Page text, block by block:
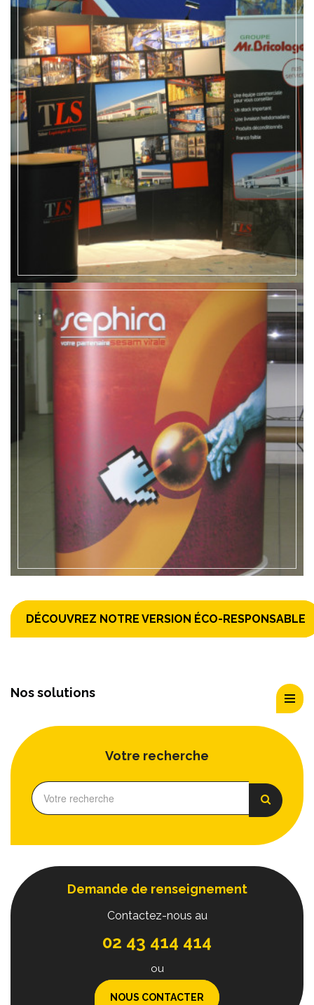
EN SAVOIR +
EN SAVOIR +
DÉCOUVREZ NOTRE VERSION ÉCO-RESPONSABLE
Nos solutions
Votre recherche
Demande de renseignement
Contactez-nous au
02 43 414 414
ou
NOUS CONTACTER